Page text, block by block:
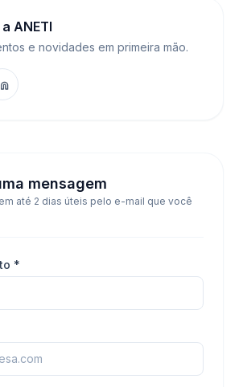
ANETI
e novidades em primeira mão.
mensagem
até 2 dias úteis pelo e-mail que você
*